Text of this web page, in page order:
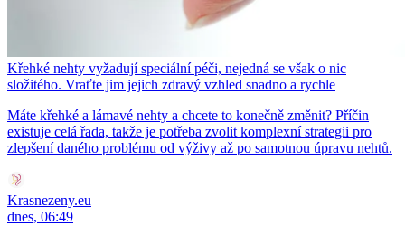
Křehké nehty vyžadují speciální péči, nejedná se však o nic
složitého. Vraťte jim jejich zdravý vzhled snadno a rychle
Máte křehké a lámavé nehty a chcete to konečně změnit? Příčin
existuje celá řada, takže je potřeba zvolit komplexní strategii pro
zlepšení daného problému od výživy až po samotnou úpravu nehtů.
Krasnezeny.eu
dnes, 06:49